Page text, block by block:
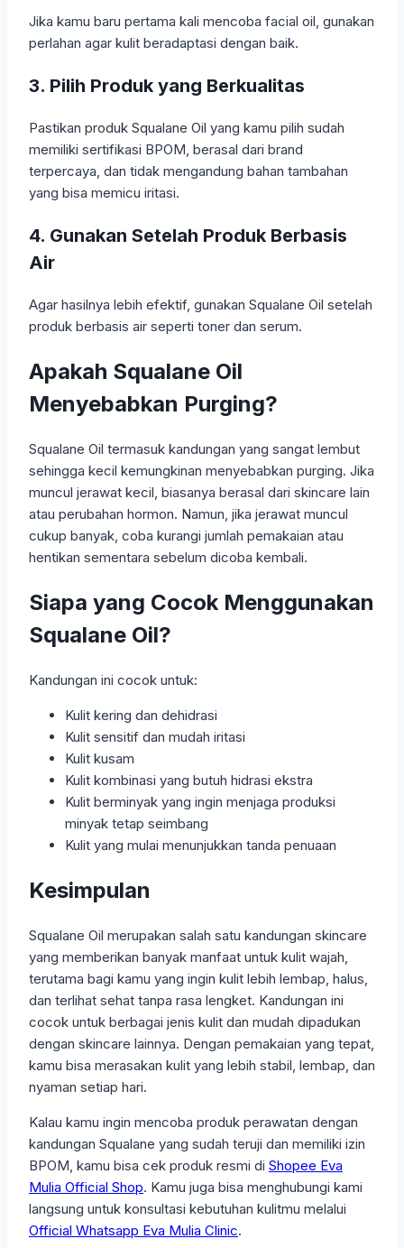
Jika kamu baru pertama kali mencoba facial oil, gunakan
perlahan agar kulit beradaptasi dengan baik.
3. Pilih Produk yang Berkualitas
Pastikan produk Squalane Oil yang kamu pilih sudah
memiliki sertifikasi BPOM, berasal dari brand
terpercaya, dan tidak mengandung bahan tambahan
yang bisa memicu iritasi.
4. Gunakan Setelah Produk Berbasis
Air
Agar hasilnya lebih efektif, gunakan Squalane Oil setelah
produk berbasis air seperti toner dan serum.
Apakah Squalane Oil
Menyebabkan Purging?
Squalane Oil termasuk kandungan yang sangat lembut
sehingga kecil kemungkinan menyebabkan purging. Jika
muncul jerawat kecil, biasanya berasal dari skincare lain
atau perubahan hormon. Namun, jika jerawat muncul
cukup banyak, coba kurangi jumlah pemakaian atau
hentikan sementara sebelum dicoba kembali.
Siapa yang Cocok Menggunakan
Squalane Oil?
Kandungan ini cocok untuk:
Kulit kering dan dehidrasi
Kulit sensitif dan mudah iritasi
Kulit kusam
Kulit kombinasi yang butuh hidrasi ekstra
Kulit berminyak yang ingin menjaga produksi
minyak tetap seimbang
Kulit yang mulai menunjukkan tanda penuaan
Kesimpulan
Squalane Oil merupakan salah satu kandungan skincare
yang memberikan banyak manfaat untuk kulit wajah,
terutama bagi kamu yang ingin kulit lebih lembap, halus,
dan terlihat sehat tanpa rasa lengket. Kandungan ini
cocok untuk berbagai jenis kulit dan mudah dipadukan
dengan skincare lainnya. Dengan pemakaian yang tepat,
kamu bisa merasakan kulit yang lebih stabil, lembap, dan
nyaman setiap hari.
Kalau kamu ingin mencoba produk perawatan dengan
kandungan Squalane yang sudah teruji dan memiliki izin
BPOM, kamu bisa cek produk resmi di Shopee Eva
Mulia Official Shop. Kamu juga bisa menghubungi kami
langsung untuk konsultasi kebutuhan kulitmu melalui
Official Whatsapp Eva Mulia Clinic.